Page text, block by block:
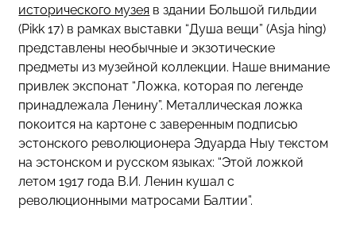
исторического музея в здании Большой гильдии
(Pikk 17) в рамках выставки “Душа вещи” (Asja hing)
представлены необычные и экзотические
предметы из музейной коллекции. Наше внимание
привлек экспонат “Ложка, которая по легенде
принадлежала Ленину”. Металлическая ложка
покоится на картоне с заверенным подписью
эстонского революционера Эдуарда Ныу текстом
на эстонском и русском языках: “Этой ложкой
летом 1917 года В.И. Ленин кушал с
революционными матросами Балтии”.